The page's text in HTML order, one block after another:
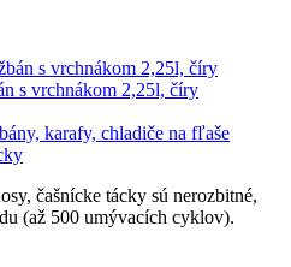
s vrchnákom 2,25l, číry
čašnícke tácky sú nerozbitné,
(až 500 umývacích cyklov).